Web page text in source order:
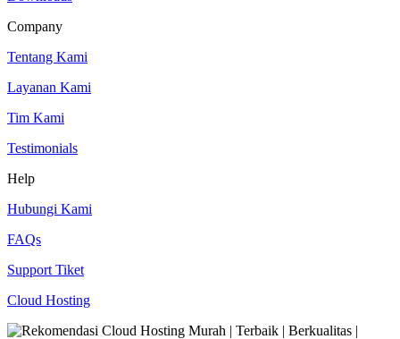
Company
Tentang Kami
Layanan Kami
Tim Kami
Testimonials
Help
Hubungi Kami
FAQs
Support Tiket
Cloud Hosting